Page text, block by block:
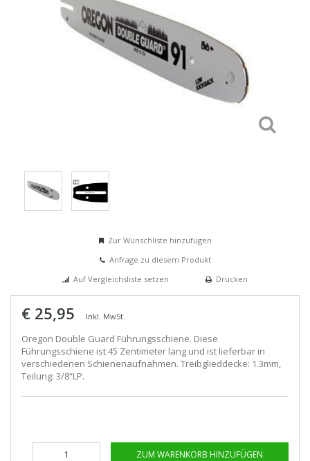
Zur Wunschliste hinzufügen
Anfrage zu diesem Produkt
Auf Vergleichsliste setzen
Drucken
€ 25,95 Inkl. MwSt.
Oregon Double Guard Führungsschiene. Diese
Führungsschiene ist 45 Zentimeter lang und ist lieferbar in
verschiedenen Schienenaufnahmen. Treibglieddecke: 1.3mm,
Teilung: 3/8“LP.
ZUM WARENKORB HINZUFÜGEN